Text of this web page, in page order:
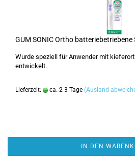
GUM SONIC Ortho
Wurde speziell für Anwender mit
entwickelt.
Lieferzeit: ca. 2-3 Tage (Ausland
IN DEN